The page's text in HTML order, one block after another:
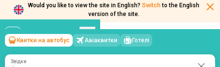
Would you like to view the site in English? Switch to the English
version of the site.
Варшава Вознесенськ
Квитки на автобус Авіаквитки Готелі
Куди